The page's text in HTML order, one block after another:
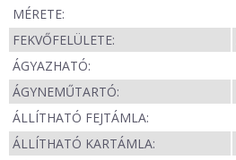
MÉRETE:
FEKVŐFELÜLETE:
ÁGYAZHATÓ:
ÁGYNEMŰTARTÓ:
ÁLLÍTHATÓ FEJTÁMLA:
ÁLLÍTHATÓ KARTÁMLA: